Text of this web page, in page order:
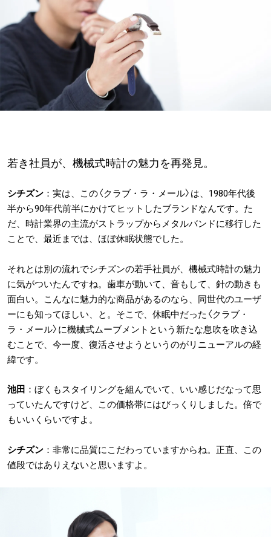
若き社員が、機械式時計の魅力を再発見。
シチズン ：実は、この〈クラブ・ラ・メール〉は、1980年代後
半から90年代前半にかけてヒットしたブランドなんです。た
だ、時計業界の主流がストラップからメタルバンドに移行した
ことで、最近までは、ほぼ休眠状態でした。
それとは別の流れでシチズンの若手社員が、機械式時計の魅力
に気がついたんですね。歯車が動いて、音もして、針の動きも
面白い。こんなに魅力的な商品があるのなら、同世代のユーザ
ーにも知ってほしい、と。そこで、休眠中だった〈クラブ・
ラ・メール〉に機械式ムーブメントという新たな息吹を吹き込
むことで、今一度、復活させようというのがリニューアルの経
緯です。
池田 ：ぼくもスタイリングを組んでいて、いい感じだなって思
っていたんですけど、この価格帯にはびっくりしました。倍で
もいいくらいですよ。
シチズン ：非常に品質にこだわっていますからね。正直、この
値段ではありえないと思いますよ。